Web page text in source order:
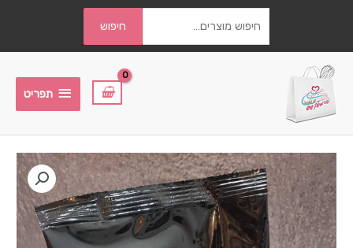
עבור:
חיפוש
תפריט
תפריט